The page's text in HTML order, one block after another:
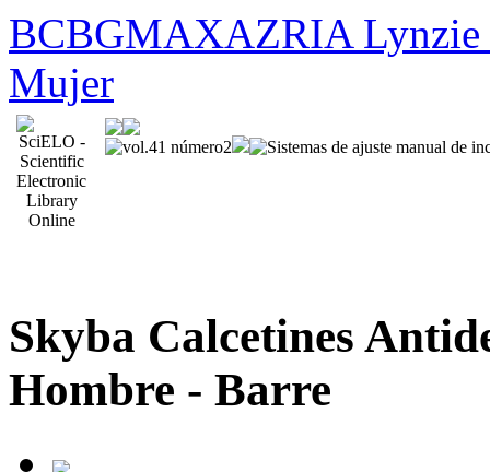
BCBGMAXAZRIA Lynzie
Mujer
Skyba Calcetines
Hombre - Barre